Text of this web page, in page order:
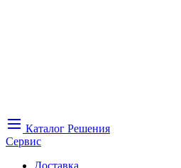
Каталог Решения
Сервис
Доставка